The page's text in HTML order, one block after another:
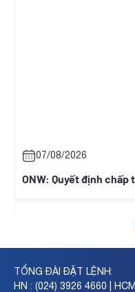
07/08/2026
ONW: Quyết định
TỔNG ĐÀI ĐẶT LỆNH:
HN : (024) 3926 4660 |